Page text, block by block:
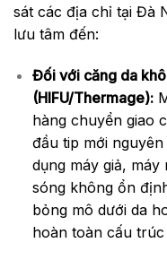
sát các địa chỉ tại Đà
lưu tâm đến:
Đối với căng da
(HIFU/Thermage):
hàng chuyển giao
đầu tip mới
dụng máy giả, máy
sóng không ổn
bỏng mô dưới da
hoàn toàn cấu